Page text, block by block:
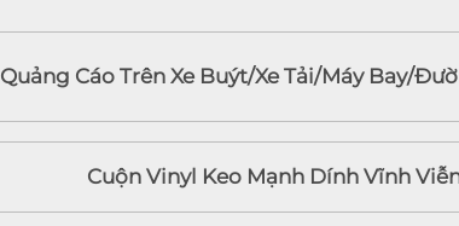
Quảng Cáo Trên Xe Buýt/Xe Tải/Máy Bay/
Cuộn Vinyl Keo Mạnh Dính Vĩnh